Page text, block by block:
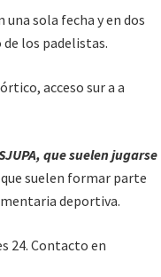
sola fecha y en dos
los padelistas.
acceso sur a a
que suelen jugarse
suelen formar parte
deportiva.
24. Contacto en